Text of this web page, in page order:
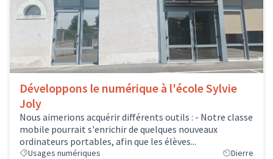
Développons le numérique à l'école Sylvie
Joly
Nous aimerions acquérir différents outils : - Notre classe
mobile pourrait s'enrichir de quelques nouveaux
ordinateurs portables, afin que les élèves...
Usages numériques Dierre